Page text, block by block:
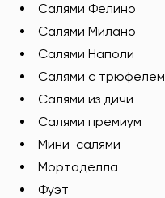
Салями Фелино
Салями Милано
Салями Наполи
Салями с трюфелем
Салями из дичи
Салями премиум
Мини-салями
Мортаделла
Фуэт